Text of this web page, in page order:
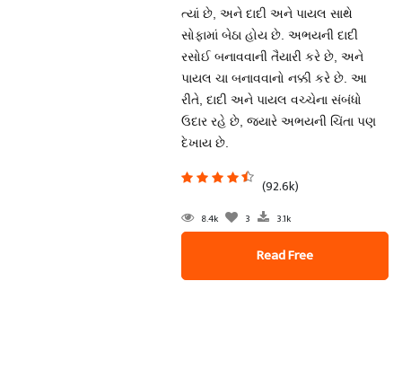
ત્યાં છે, અને દાદી અને પાયલ સાથે
સોફામાં બેઠા હોય છે. અભયની દાદી
રસોઈ બનાવવાની તૈયારી કરે છે, અને
પાયલ ચા બનાવવાનો નક્કી કરે છે. આ
રીતે, દાદી અને પાયલ વચ્ચેના સંબંધો
ઉદાર રહે છે, જ્યારે અભયની ચિંતા પણ
દેખાય છે.
(92.6k)
8.4k 3 3.1k
Read Free